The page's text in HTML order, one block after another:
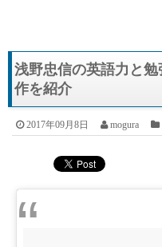
浅野忠信の英語力と
作を紹介
2017年09月8日 mogura